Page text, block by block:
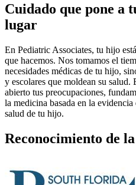
Cuidado que pone a
lugar
En Pediatric Associates, tu hijo
que hacemos. Nos tomamos el
necesidades médicas de tu hijo,
y escolares que moldean su salud.
abierto tus preocupaciones,
la medicina basada en la
salud de tu hijo.
Reconocimiento de